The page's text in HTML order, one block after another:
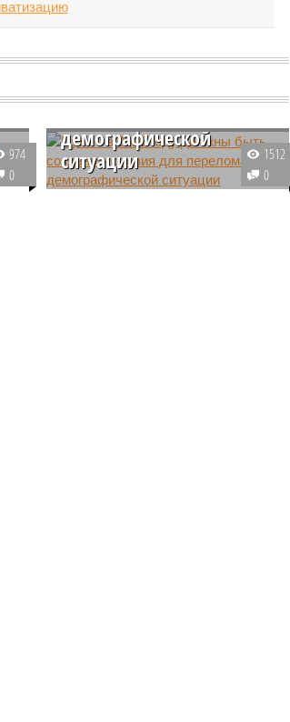
974
0
Путин: в 2025 году
должны быть созданы
демографической
ситуации
По словам президента РФ
1512
0